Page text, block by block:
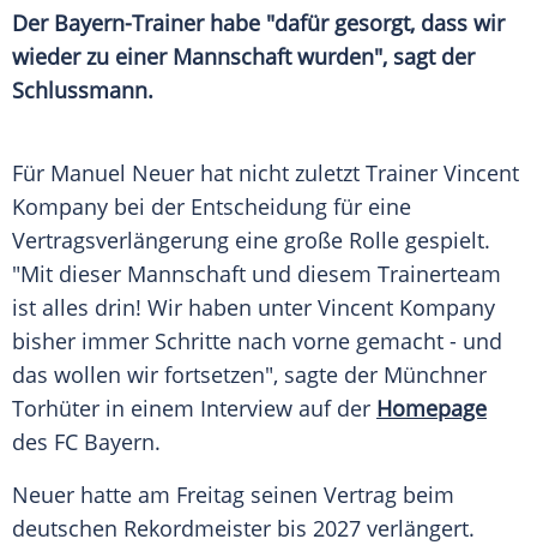
Der Bayern-Trainer habe "dafür gesorgt, dass wir
wieder zu einer Mannschaft wurden", sagt der
Schlussmann.
Für Manuel Neuer hat nicht zuletzt Trainer Vincent
Kompany bei der Entscheidung für eine
Vertragsverlängerung eine große Rolle gespielt.
"Mit dieser Mannschaft und diesem Trainerteam
ist alles drin! Wir haben unter Vincent Kompany
bisher immer Schritte nach vorne gemacht - und
das wollen wir fortsetzen", sagte der Münchner
Torhüter in einem Interview auf der Homepage
des FC Bayern.
Neuer hatte am Freitag seinen Vertrag beim
deutschen Rekordmeister bis 2027 verlängert.